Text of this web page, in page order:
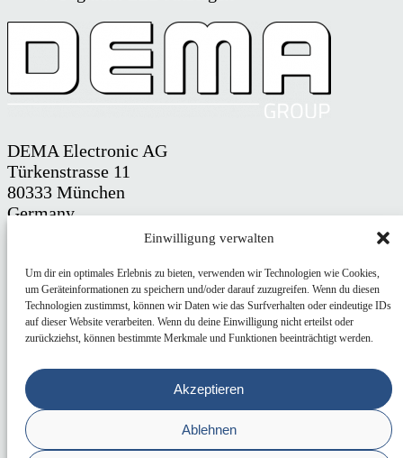
Einwilligung verwalten
Um dir ein optimales Erlebnis zu bieten, verwenden wir Technologien wie Cookies,
um Geräteinformationen zu speichern und/oder darauf zuzugreifen. Wenn du diesen
Technologien zustimmst, können wir Daten wie das Surfverhalten oder eindeutige IDs
auf dieser Website verarbeiten. Wenn du deine Einwilligung nicht erteilst oder
zurückziehst, können bestimmte Merkmale und Funktionen beeinträchtigt werden.
Akzeptieren
Ablehnen
DEMA Electronic AG
Türkenstrasse 11
80333 München
Germany
Tel.: +49 89 / 28 69 41-0
AGB
KARRIERE
IMPRESSUM
DATENSCHUTZ